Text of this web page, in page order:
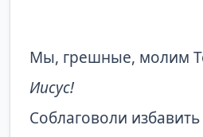
Мы, грешные, молим
Иисус!
Соблаговоли